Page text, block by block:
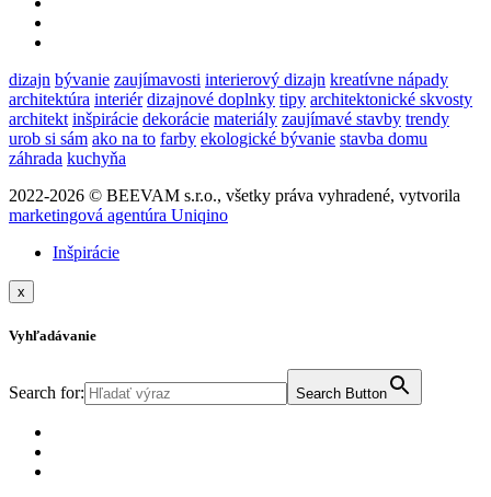
dizajn bývanie zaujímavosti interierový dizajn kreatívne nápady
architektúra interiér dizajnové doplnky tipy architektonické skvosty
architekt inšpirácie dekorácie materiály zaujímavé stavby trendy
urob si sám ako na to farby ekologické bývanie stavba domu
záhrada kuchyňa
2022-2026 © BEEVAM s.r.o., všetky práva vyhradené, vytvorila
marketingová agentúra Uniqino
Inšpirácie
x
Vyhľadávanie
Search for: Search Button